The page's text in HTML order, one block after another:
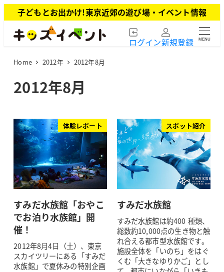
イ
子どもとお出かけ!東京近郊の遊び場・イベント情報
ログイン新規登録 MENU
Home 2012年 2012年8月
2012年8月
体験レポート
すみだ水族館「おやこ
でお泊り水族館」開
催！
2012年8月4日（土）、東京
スカイツリーにある「すみだ
水族館」で夏休みの特別企画
スポット紹介
すみだ水族館
すみだ水族館は約400 種類、
総数約10,000点の生き物と触
れ合える都市型水族館です。
施設全体を「いのち」をはぐ
くむ「大きなゆりかご」とし